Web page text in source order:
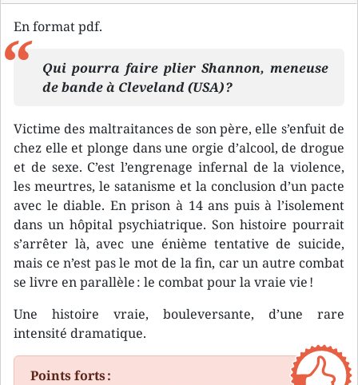
En format pdf.
Qui pourra faire plier Shannon, meneuse
de bande à Cleveland (USA) ?
Victime des maltraitances de son père, elle s’enfuit de
chez elle et plonge dans une orgie d’alcool, de drogue
et de sexe. C’est l’engrenage infernal de la violence,
les meurtres, le satanisme et la conclusion d’un pacte
avec le diable. En prison à 14 ans puis à l’isolement
dans un hôpital psychiatrique. Son histoire pourrait
s’arrêter là, avec une énième tentative de suicide,
mais ce n’est pas le mot de la fin, car un autre combat
se livre en parallèle : le combat pour la vraie vie !
Une histoire vraie, bouleversante, d’une rare
intensité dramatique.
Points forts :